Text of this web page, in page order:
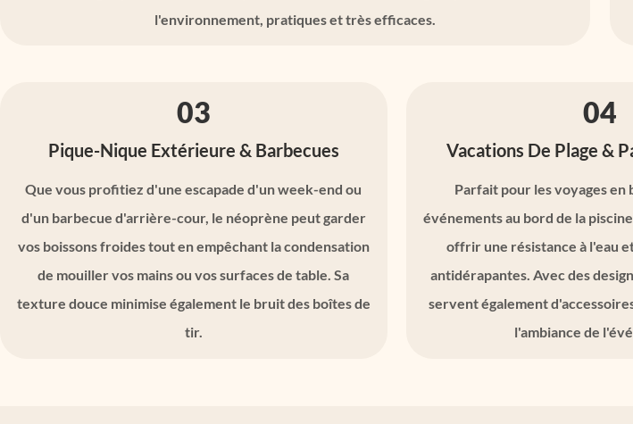
l'environnement, pratiques et très efficaces.
03
Pique-Nique Extérieure & Barbecues
Que vous profitiez d'une escapade d'un week-end ou
d'un barbecue d'arrière-cour, le néoprène peut garder
vos boissons froides tout en empêchant la condensation
de mouiller vos mains ou vos surfaces de table. Sa
texture douce minimise également le bruit des boîtes de
tir.
04
Vacations De Plage &
Parfait pour les voyages en
événements au bord de la
offrir une résistance à l'eau
antidérapantes. Avec des
servent également
l'ambiance de